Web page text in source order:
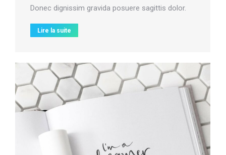
Donec dignissim gravida posuere sagittis dolor.
Lire la suite